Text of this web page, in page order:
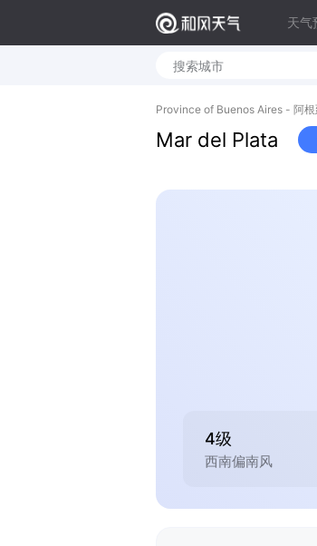
天气
Province of Buenos Aires -
Mar del Plata
4级
西南偏南风